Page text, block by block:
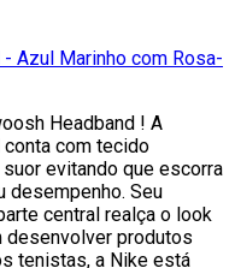
Azul Marinho com Rosa-
Headband ! A
com tecido
evitando que escorra
desempenho. Seu
central realça o look
desenvolver produtos
tenistas, a Nike está